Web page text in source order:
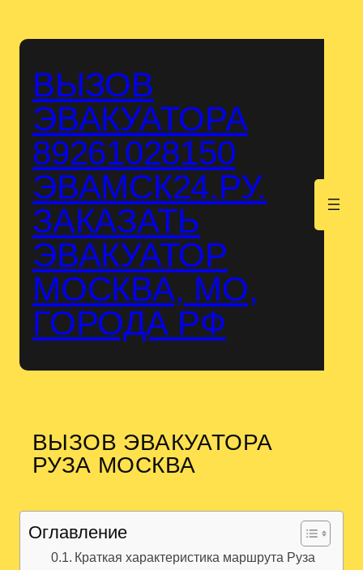
ВЫЗОВ
ЭВАКУАТОРА
89261028150
ЭВАМСК24.РУ.
ЗАКАЗАТЬ
ЭВАКУАТОР
МОСКВА, МО,
ГОРОДА РФ
ВЫЗОВ ЭВАКУАТОРА
РУЗА МОСКВА
Оглавление
Краткая характеристика маршрута Руза